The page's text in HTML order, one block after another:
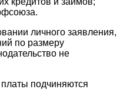
личного заявления,
по размеру
не
подчиняются